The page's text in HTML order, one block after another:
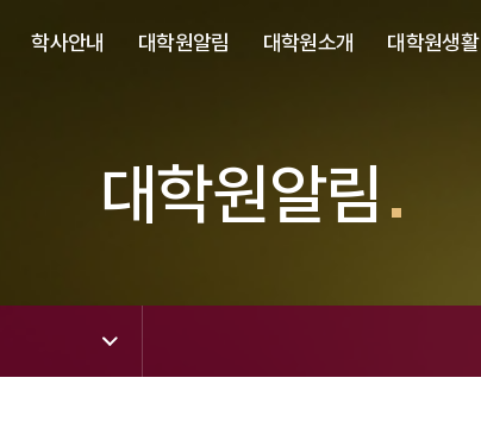
학사안내 대학원알림 대학원소개 대학원생활
대학원알림